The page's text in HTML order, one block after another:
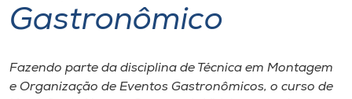
Atendimento ao Estudante
Portal de Ensino
Gastronômico
Fazendo parte da disciplina de Técnica em Montagem
e Organização de Eventos Gastronômicos, o curso de